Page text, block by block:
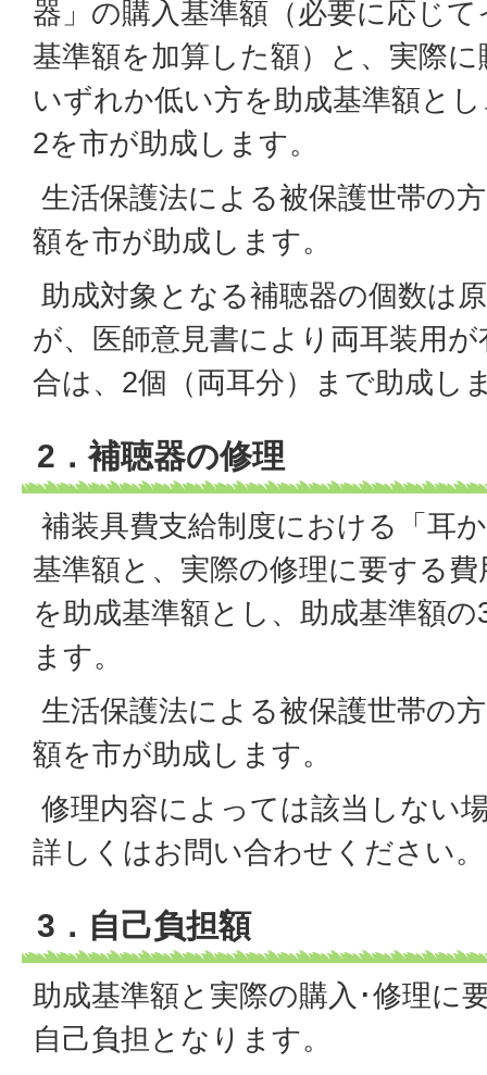
器」の購入基準額（必要に応じ
基準額を加算した額）と、実際
いずれか低い方を助成基準額と
2を市が助成します。
生活保護法による被保護世帯の
額を市が助成します。
助成対象となる補聴器の個数は
が、医師意見書により両耳装用
合は、2個（両耳分）まで助成し
2．補聴器の修理
補装具費支給制度における「耳
基準額と、実際の修理に要する
を助成基準額とし、助成基準額
ます。
生活保護法による被保護世帯の
額を市が助成します。
修理内容によっては該当しない
詳しくはお問い合わせください。
3．自己負担額
助成基準額と実際の購入･修理に
自己負担となります。